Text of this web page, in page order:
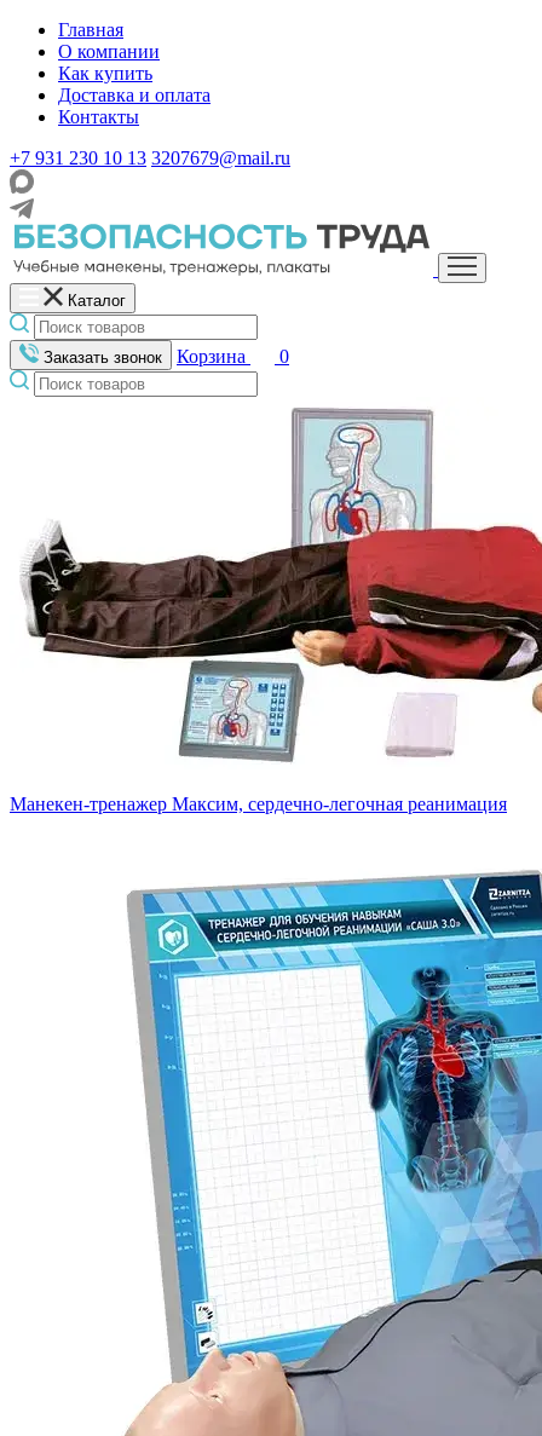
Главная
О компании
Как купить
Доставка и оплата
Контакты
+7 931 230 10 13 3207679@mail.ru
Каталог
Заказать звонок Корзина 0
Манекен-тренажер Максим, сердечно-легочная реанимация